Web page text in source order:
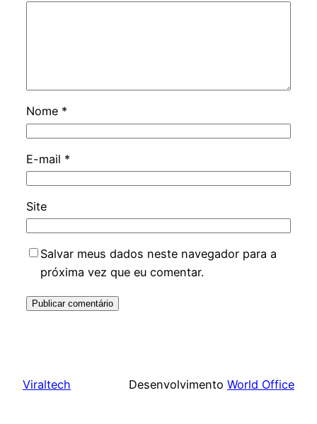
Nome *
E-mail *
Site
Salvar meus dados neste navegador para a
próxima vez que eu comentar.
Viraltech Desenvolvimento World Office